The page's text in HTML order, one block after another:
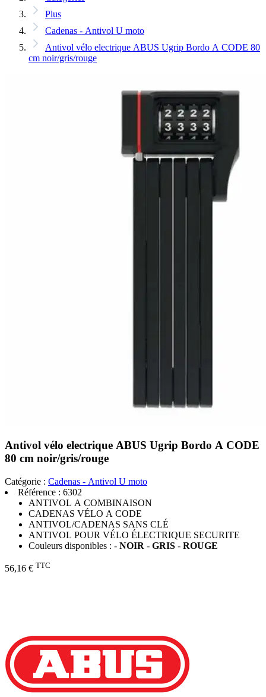
Plus
Cadenas - Antivol U moto
Antivol vélo electrique ABUS Ugrip Bordo A CODE 80
cm noir/gris/rouge
Antivol vélo electrique ABUS Ugrip Bordo A CODE
80 cm noir/gris/rouge
Catégorie : Cadenas - Antivol U moto
Référence : 6302
ANTIVOL A COMBINAISON
CADENAS VÉLO A CODE
ANTIVOL/CADENAS SANS CLÉ
ANTIVOL POUR VÉLO ÉLECTRIQUE SECURITE
Couleurs disponibles : - NOIR - GRIS - ROUGE
56,16 € TTC